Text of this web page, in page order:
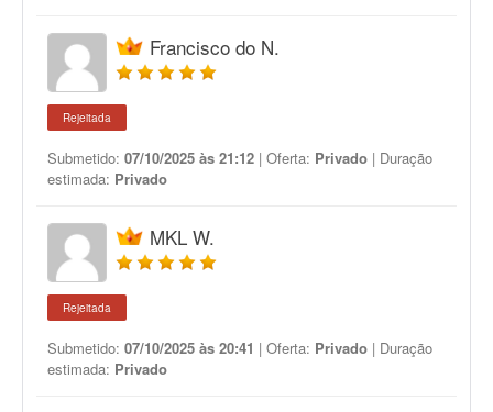
Francisco do N.
Rejeitada
Submetido: 07/10/2025 às 21:12 | Oferta: Privado | Duração
estimada: Privado
MKL W.
Rejeitada
Submetido: 07/10/2025 às 20:41 | Oferta: Privado | Duração
estimada: Privado